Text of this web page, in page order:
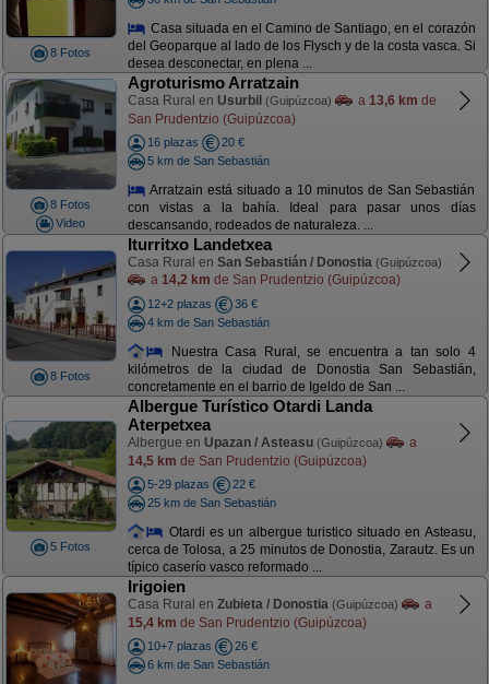
8 Fotos
Casa situada en el Camino de Santiago, en el corazón
del Geoparque al lado de los Flysch y de la costa vasca. Si
desea desconectar, en plena ...
8 Fotos
Video
Agroturismo Arratzain
Casa Rural en Usurbil (Guipúzcoa) a 13,6 km de
San Prudentzio (Guipúzcoa)
16 plazas
20 €
5 km de San Sebastián
Arratzain está situado a 10 minutos de San Sebastián
con vistas a la bahía. Ideal para pasar unos días
descansando, rodeados de naturaleza. ...
8 Fotos
Iturritxo Landetxea
Casa Rural en San Sebastián / Donostia (Guipúzcoa)
a 14,2 km de San Prudentzio (Guipúzcoa)
12+2 plazas
36 €
4 km de San Sebastián
Nuestra Casa Rural, se encuentra a tan solo 4
kilómetros de la ciudad de Donostia San Sebastián,
concretamente en el barrio de Igeldo de San ...
5 Fotos
Albergue Turístico Otardi Landa
Aterpetxea
Albergue en Upazan / Asteasu (Guipúzcoa)
a
14,5 km de San Prudentzio (Guipúzcoa)
5-29 plazas
22 €
25 km de San Sebastián
Otardi es un albergue turistico situado en Asteasu,
cerca de Tolosa, a 25 minutos de Donostia, Zarautz. Es un
típico caserío vasco reformado ...
Irigoien
Casa Rural en Zubieta / Donostia (Guipúzcoa)
a
15,4 km de San Prudentzio (Guipúzcoa)
10+7 plazas
26 €
6 km de San Sebastián